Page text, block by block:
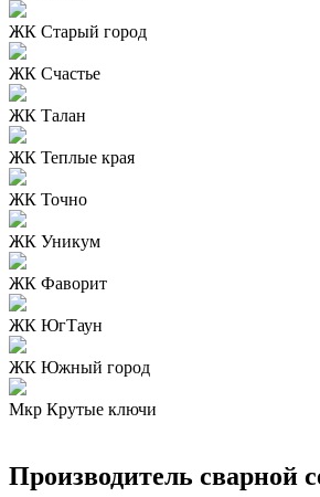
ЖК Старый город
ЖК Счастье
ЖК Талан
ЖК Теплые края
ЖК Точно
ЖК Уникум
ЖК Фаворит
ЖК ЮгТаун
ЖК Южный город
Мкр Крутые ключи
Производитель сварной